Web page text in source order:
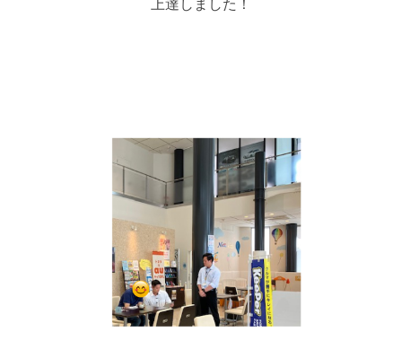
上達しました！